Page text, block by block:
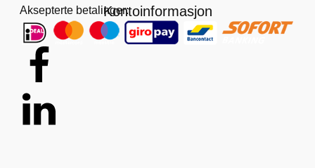
Kontoinformasjon
Aksepterte betalinger: